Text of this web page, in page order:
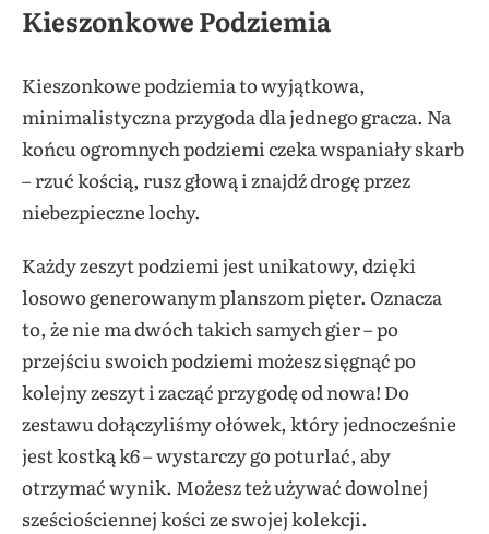
Kieszonkowe Podziemia
Kieszonkowe podziemia to wyjątkowa,
minimalistyczna przygoda dla jednego gracza. Na
końcu ogromnych podziemi czeka wspaniały skarb
– rzuć kością, rusz głową i znajdź drogę przez
niebezpieczne lochy.
Każdy zeszyt podziemi jest unikatowy, dzięki
losowo generowanym planszom pięter. Oznacza
to, że nie ma dwóch takich samych gier – po
przejściu swoich podziemi możesz sięgnąć po
kolejny zeszyt i zacząć przygodę od nowa! Do
zestawu dołączyliśmy ołówek, który jednocześnie
jest kostką k6 – wystarczy go poturlać, aby
otrzymać wynik. Możesz też używać dowolnej
sześciościennej kości ze swojej kolekcji.